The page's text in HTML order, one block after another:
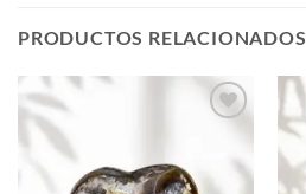
PRODUCTOS RELACIONADOS
lista de